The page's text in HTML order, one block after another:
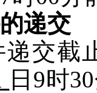
递交
交截
日 9时30